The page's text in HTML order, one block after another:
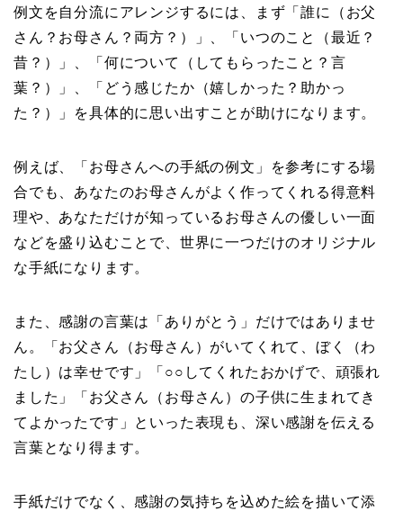
例文を自分流にアレンジするには、まず「誰に（お父
さん？お母さん？両方？）」、「いつのこと（最近？
昔？）」、「何について（してもらったこと？言
葉？）」、「どう感じたか（嬉しかった？助かっ
た？）」を具体的に思い出すことが助けになります。
例えば、「お母さんへの手紙の例文」を参考にする場
合でも、あなたのお母さんがよく作ってくれる得意料
理や、あなただけが知っているお母さんの優しい一面
などを盛り込むことで、世界に一つだけのオリジナル
な手紙になります。
また、感謝の言葉は「ありがとう」だけではありませ
ん。「お父さん（お母さん）がいてくれて、ぼく（わ
たし）は幸せです」「○○してくれたおかげで、頑張れ
ました」「お父さん（お母さん）の子供に生まれてき
てよかったです」といった表現も、深い感謝を伝える
言葉となり得ます。
手紙だけでなく、感謝の気持ちを込めた絵を描いて添